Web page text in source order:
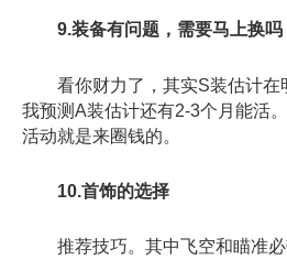
9.装备有问题，需要马上换吗
看你财力了，其实S装估计在
我预测A装估计还有2-3个月能活
活动就是来圈钱的。
10.首饰的选择
推荐技巧。其中飞空和瞄准必